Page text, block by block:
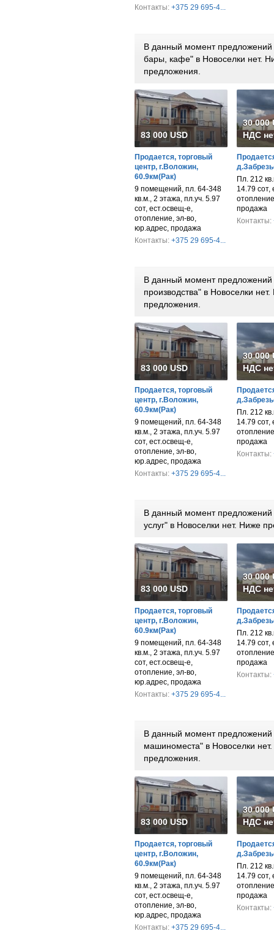
Контакты: +375 29 695-4...
В данный момент
бары, кафе" в Новоселки нет.
предложения.
83 000 USD
Продается, торговый
центр, г.Воложин,
60.9км(Рак)
9 помещений, пл. 64-348
кв.м., 2 этажа, пл.уч. 5.97
сот, ест.освещ-е,
отопление, эл-во,
юр.адрес, продажа
Контакты: +375 29 695-4...
30 000
НДС
Пл. 212
14.79 сот,
продажа
Контакты:
В данный момент
производства" в Новоселки
предложения.
83 000 USD
Продается, торговый
центр, г.Воложин,
60.9км(Рак)
9 помещений, пл. 64-348
кв.м., 2 этажа, пл.уч. 5.97
сот, ест.освещ-е,
отопление, эл-во,
юр.адрес, продажа
Контакты: +375 29 695-4...
30 000
НДС
Пл. 212
14.79 сот,
продажа
Контакты:
В данный момент
услуг" в Новоселки нет. Ниже
83 000 USD
Продается, торговый
центр, г.Воложин,
60.9км(Рак)
9 помещений, пл. 64-348
кв.м., 2 этажа, пл.уч. 5.97
сот, ест.освещ-е,
отопление, эл-во,
юр.адрес, продажа
Контакты: +375 29 695-4...
30 000
НДС
Пл. 212
14.79 сот,
продажа
Контакты:
В данный момент
машиноместа" в Новоселки
предложения.
83 000 USD
Продается, торговый
центр, г.Воложин,
60.9км(Рак)
9 помещений, пл. 64-348
кв.м., 2 этажа, пл.уч. 5.97
сот, ест.освещ-е,
отопление, эл-во,
юр.адрес, продажа
Контакты: +375 29 695-4...
30 000
НДС
Пл. 212
14.79 сот,
продажа
Контакты: